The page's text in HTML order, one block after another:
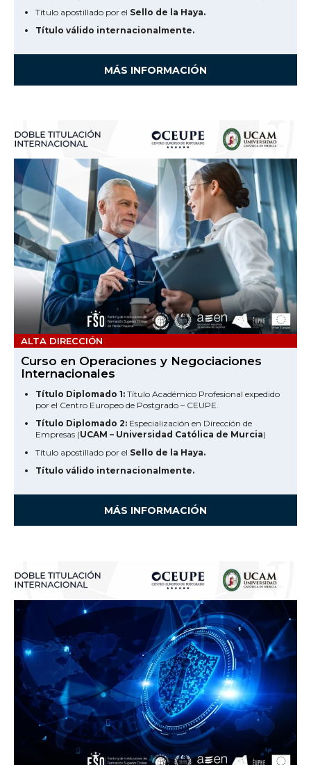
Título apostillado por el Sello de la Haya.
Título válido internacionalmente.
MÁS INFORMACIÓN
ALTA DIRECCIÓN
Curso en Operaciones y Negociaciones
Internacionales
Título Diplomado 1: Título Académico Profesional expedido
por el Centro Europeo de Postgrado – CEUPE.
Título Diplomado 2: Especialización en Dirección de
Empresas (UCAM – Universidad Católica de Murcia)
Título apostillado por el Sello de la Haya.
Título válido internacionalmente.
MÁS INFORMACIÓN